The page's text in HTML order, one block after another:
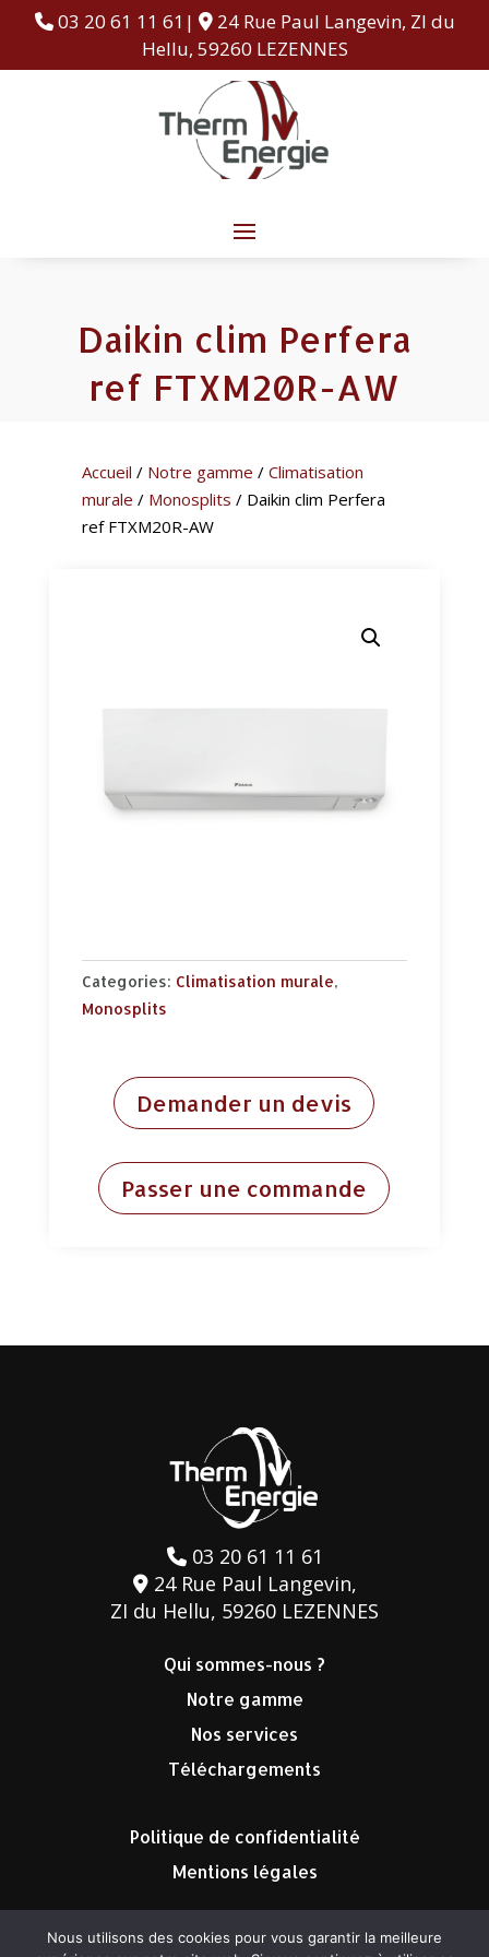
03 20 61 11 61|
24 Rue Paul Langevin, ZI du
Hellu, 59260 LEZENNES
Daikin clim Perfera
ref FTXM20R-AW
Accueil / Notre gamme / Climatisation
murale / Monosplits / Daikin clim Perfera
ref FTXM20R-AW
Categories: Climatisation murale,
Monosplits
Demander un devis
Passer une commande
03 20 61 11 61
24 Rue Paul Langevin,
ZI du Hellu, 59260 LEZENNES
Qui sommes-nous ?
Notre gamme
Nos services
Téléchargements
Politique de confidentialité
Mentions légales
Nous utilisons des cookies pour vous garantir la meilleure